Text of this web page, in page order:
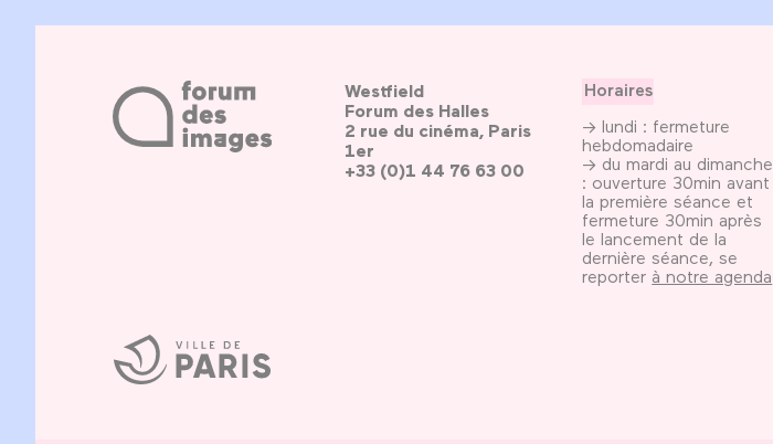
Ville
de
Paris
Westfield
Forum des Halles
2 rue du cinéma, Paris
1er
+33 (0)1 44 76 63 00
Horaires
→ lundi : fermeture
hebdomadaire
→ du mardi au dimanche
: ouverture 30min avant
la première séance et
fermeture 30min après
le lancement de la
dernière séance, se
reporter à notre agenda